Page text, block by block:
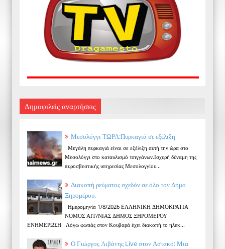
Δημοφιλείς αναρτήσεις
Μεσολόγγι ΤΩΡΑ:Πυρκαγιά σε εξέλιξη
Μεγάλη πυρκαγιά είναι σε εξέλιξη αυτή την ώρα στο
Μεσολόγγι στο καταυλισμό τσιγγάνων.Ισχυρή δύναμη της
πυροσβεστικής υπηρεσίας Μεσολογγίου...
Διακοπή ρεύματος σχεδόν σε όλο τον Δήμο
Ξηρομέρου.
Ημερομηνία 1/8/2026 ΕΛΛΗΝΙΚΗ ΔΗΜΟΚΡΑΤΙΑ
ΝΟΜΟΣ ΑΙΤ/ΝΙΑΣ ΔΗΜΟΣ ΞΗΡΟΜΕΡΟΥ
ΕΝΗΜΕΡΩΣΗ Λόγω φωτιάς στον Κουβαρά έχει διακοπή το ηλεκ...
Ο Γιώργος Λιβάνης Live στον Αστακό: Μια